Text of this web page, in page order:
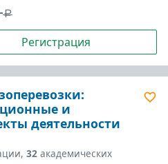
Регистрация
и
деятельности
32 академических